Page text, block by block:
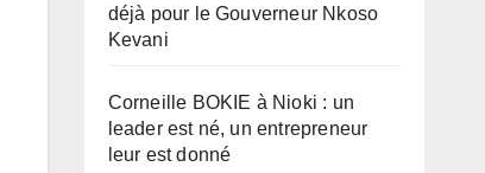
déjà pour le Gouverneur Nkoso
Kevani
Corneille BOKIE à Nioki : un
leader est né, un entrepreneur
leur est donné